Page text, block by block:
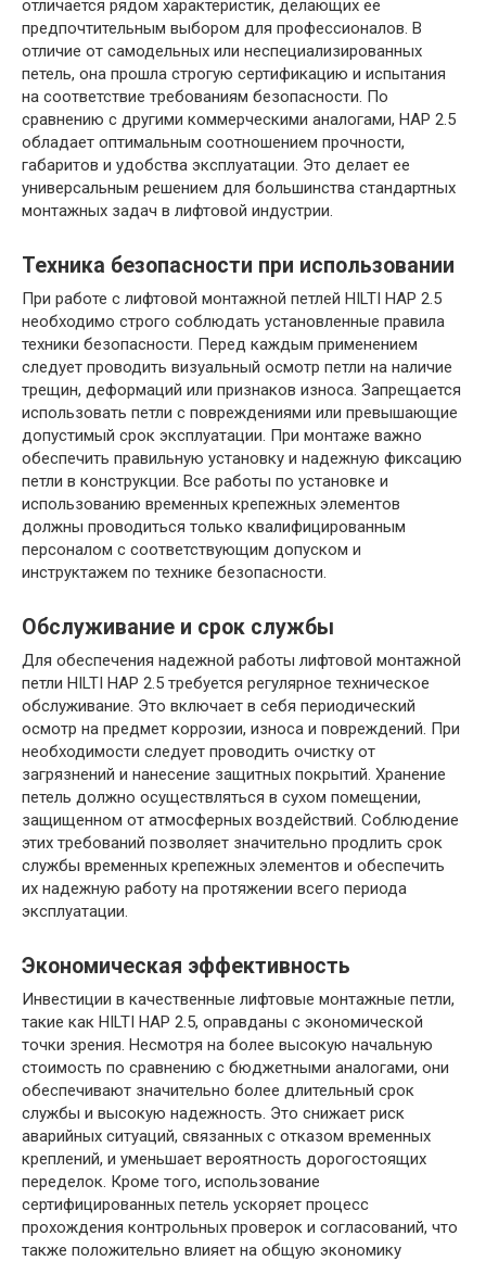
отличается рядом характеристик, делающих ее
предпочтительным выбором для профессионалов. В
отличие от самодельных или неспециализированных
петель, она прошла строгую сертификацию и испытания
на соответствие требованиям безопасности. По
сравнению с другими коммерческими аналогами, HAP 2.5
обладает оптимальным соотношением прочности,
габаритов и удобства эксплуатации. Это делает ее
универсальным решением для большинства стандартных
монтажных задач в лифтовой индустрии.
Техника безопасности при использовании
При работе с лифтовой монтажной петлей HILTI HAP 2.5
необходимо строго соблюдать установленные правила
техники безопасности. Перед каждым применением
следует проводить визуальный осмотр петли на наличие
трещин, деформаций или признаков износа. Запрещается
использовать петли с повреждениями или превышающие
допустимый срок эксплуатации. При монтаже важно
обеспечить правильную установку и надежную фиксацию
петли в конструкции. Все работы по установке и
использованию временных крепежных элементов
должны проводиться только квалифицированным
персоналом с соответствующим допуском и
инструктажем по технике безопасности.
Обслуживание и срок службы
Для обеспечения надежной работы лифтовой монтажной
петли HILTI HAP 2.5 требуется регулярное техническое
обслуживание. Это включает в себя периодический
осмотр на предмет коррозии, износа и повреждений. При
необходимости следует проводить очистку от
загрязнений и нанесение защитных покрытий. Хранение
петель должно осуществляться в сухом помещении,
защищенном от атмосферных воздействий. Соблюдение
этих требований позволяет значительно продлить срок
службы временных крепежных элементов и обеспечить
их надежную работу на протяжении всего периода
эксплуатации.
Экономическая эффективность
Инвестиции в качественные лифтовые монтажные петли,
такие как HILTI HAP 2.5, оправданы с экономической
точки зрения. Несмотря на более высокую начальную
стоимость по сравнению с бюджетными аналогами, они
обеспечивают значительно более длительный срок
службы и высокую надежность. Это снижает риск
аварийных ситуаций, связанных с отказом временных
креплений, и уменьшает вероятность дорогостоящих
переделок. Кроме того, использование
сертифицированных петель ускоряет процесс
прохождения контрольных проверок и согласований, что
также положительно влияет на общую экономику